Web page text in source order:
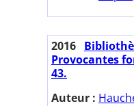
2016
Provocantes
43.
Auteur :